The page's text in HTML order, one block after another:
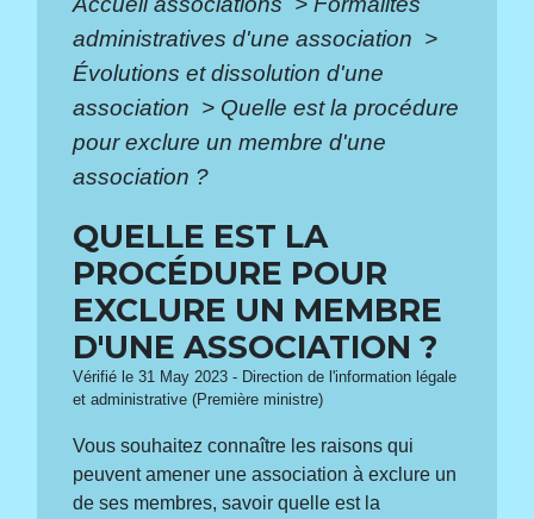
administratives d'une association >
Évolutions et dissolution d'une
association > Quelle est la procédure
pour exclure un membre d'une
association ?
QUELLE EST LA
PROCÉDURE POUR
EXCLURE UN MEMBRE
D'UNE ASSOCIATION ?
Vérifié le 31 May 2023 - Direction de l'information légale
et administrative (Première ministre)
Vous souhaitez connaître les raisons qui
peuvent amener une association à exclure un
de ses membres, savoir quelle est la